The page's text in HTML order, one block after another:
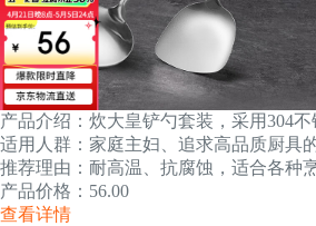
产品介绍：炊大皇铲勺套装，采用304不
适用人群：家庭主妇、追求高品质厨具
推荐理由：耐高温、抗腐蚀，适合各种
产品价格：56.00
查看详情